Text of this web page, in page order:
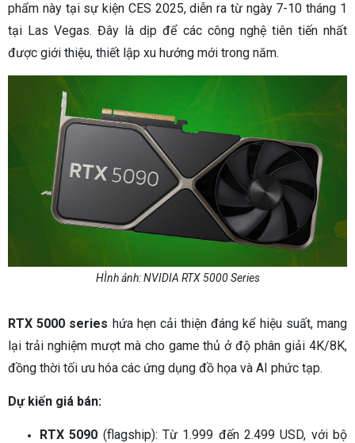
phẩm này tại sự kiện CES 2025, diễn ra từ ngày 7-10 tháng 1
tại Las Vegas. Đây là dịp để các công nghệ tiên tiến nhất
được giới thiệu, thiết lập xu hướng mới trong năm.
HÌnh ảnh: NVIDIA RTX 5000 Series
RTX 5000 series hứa hẹn cải thiện đáng kể hiệu suất, mang
lại trải nghiệm mượt mà cho game thủ ở độ phân giải 4K/8K,
đồng thời tối ưu hóa các ứng dụng đồ họa và AI phức tạp.
Dự kiến giá bán:
RTX 5090 (flagship): Từ 1.999 đến 2.499 USD, với bộ